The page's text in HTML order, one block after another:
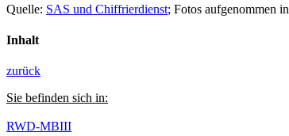
Quelle: SAS und Chiffrierdienst; Fotos aufgenommen in
Inhalt
zurück
Sie befinden sich in:
RWD-MBIII